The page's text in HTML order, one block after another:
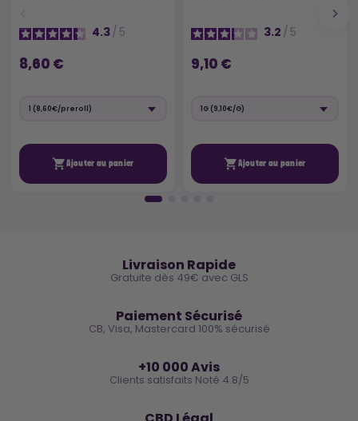
4.3/ 5
8,60 €
Ajouter au panier
3.2 / 5
9,10 €
Ajouter au panier
Livraison Rapide
Gratuite dès 49€ avec GLS
Paiement Sécurisé
CB, Visa, Mastercard 100% sécurisé
+10 000 Avis
Clients satisfaits Noté 4.8/5